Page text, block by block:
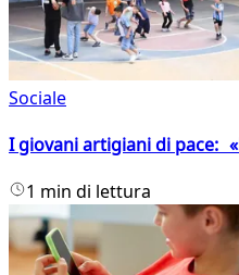
Sociale
I giovani artigiani di pace:
1 min di lettura